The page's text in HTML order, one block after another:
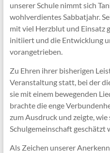
unserer Schule nimmt sich
wohlverdientes Sabbatjahr.
mit viel Herzblut und Einsatz
initiiert und die Entwicklung
vorangetrieben.
Zu Ehren ihrer bisherigen
Veranstaltung statt, bei der
sie mit einem bewegenden
brachte die enge
zum Ausdruck und zeigte, wie
Schulgemeinschaft geschätzt
Als Zeichen unserer